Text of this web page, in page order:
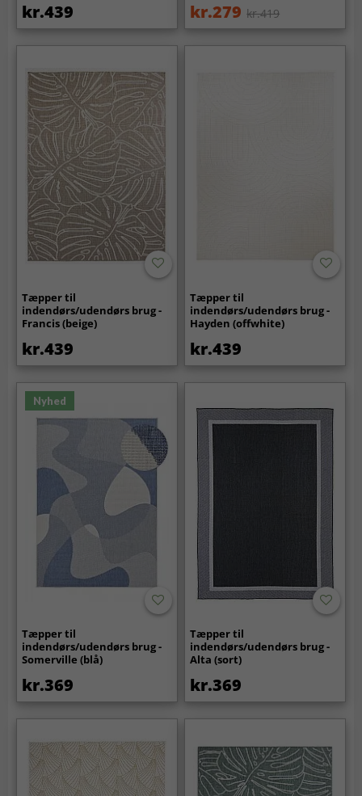
kr.439 kr.279 kr.419
Tæpper til
indendørs/udendørs brug -
Francis (beige)
kr.439
Tæpper til
indendørs/udendørs brug -
Hayden (offwhite)
kr.439
Nyhed
Tæpper til
indendørs/udendørs brug -
Somerville (blå)
kr.369
Tæpper til
indendørs/udendørs brug -
Alta (sort)
kr.369